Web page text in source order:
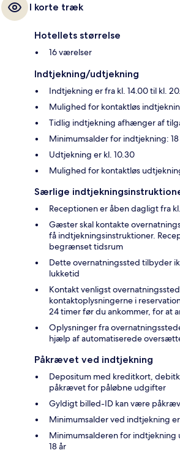
I korte træk
Hotellets størrelse
16 værelser
Indtjekning/udtjekning
Indtjekning er fra kl. 14.00 til kl.
Mulighed for kontaktløs
Tidlig indtjekning afhænger af
Minimumsalder for indtjekning: 18
Udtjekning er kl. 10.30
Mulighed for kontaktløs
Særlige
Receptionen er åben dagligt fra
Gæster skal kontakte
få indtjekningsinstruktioner.
begrænset tidsrum
Dette overnatningssted tilbyder
lukketid
Kontakt venligst
kontaktoplysningerne i
24 timer før du ankommer, for at
Oplysninger fra
hjælp af automatiserede
Påkrævet ved indtjekning
Depositum med kreditkort,
påkrævet for påløbne udgifter
Gyldigt billed-ID kan være
Minimumsalder ved indtjekning er
Minimumsalderen for indtjekning
18 år